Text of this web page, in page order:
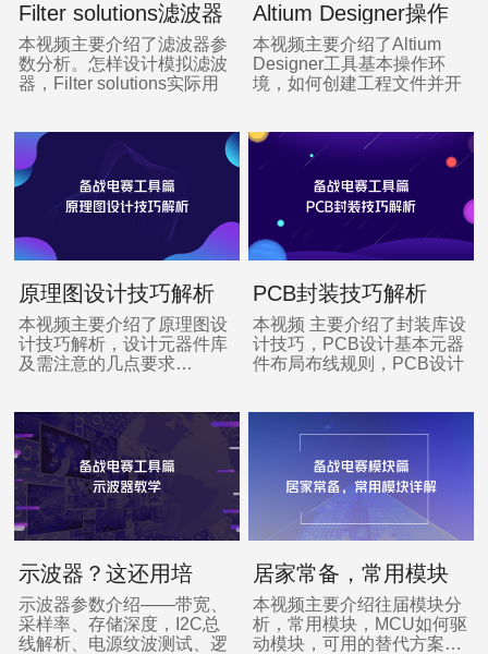
Filter solutions滤波器
秘籍
本视频主要介绍了滤波器参
数分析。怎样设计模拟滤波
器，Filter solutions实际用
Altium Designer操作
环境指南
本视频主要介绍了Altium
Designer工具基本操作环
境，如何创建工程文件并开
原理图设计技巧解析
本视频主要介绍了原理图设
计技巧解析，设计元器件库
及需注意的几点要求…
PCB封装技巧解析
本视频 主要介绍了封装库设
计技巧，PCB设计基本元器
件布局布线规则，PCB设计
示波器？这还用培
训？
示波器参数介绍——带宽、
采样率、存储深度，I2C总
线解析、电源纹波测试、逻
居家常备，常用模块
详解
本视频主要介绍往届模块分
析，常用模块，MCU如何驱
动模块，可用的替代方案…